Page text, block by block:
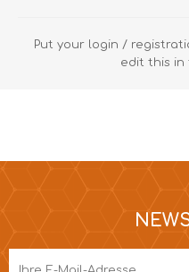
Put your login /
edit this in